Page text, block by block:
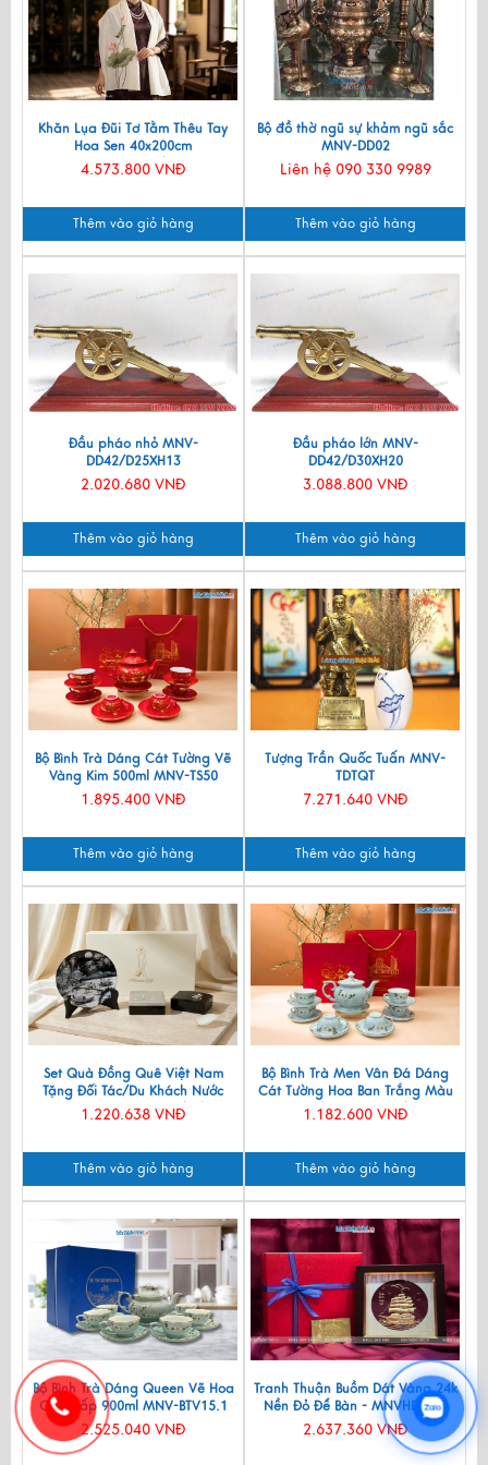
Khăn Lụa Đũi Tơ Tằm Thêu Tay
Hoa Sen 40x200cm
KLNC40200/10
4.573.800 VNĐ
Thêm vào giỏ hàng
Bộ đồ thờ ngũ sự khảm ngũ sắc
MNV-DD02
Liên hệ 090 330 9989
Thêm vào giỏ hàng
Đầu pháo nhỏ MNV-
DD42/D25XH13
2.020.680 VNĐ
Thêm vào giỏ hàng
Đầu pháo lớn MNV-
DD42/D30XH20
3.088.800 VNĐ
Thêm vào giỏ hàng
Bộ Bình Trà Dáng Cát Tường Vẽ
Vàng Kim 500ml MNV-TS50
1.895.400 VNĐ
Thêm vào giỏ hàng
Tượng Trần Quốc Tuấn MNV-
TDTQT
7.271.640 VNĐ
Thêm vào giỏ hàng
Set Quà Đồng Quê Việt Nam
Tặng Đối Tác/Du Khách Nước
Ngoài - Đĩa Sơn Mài/ Hộp
Namecard & Đế Lót Ly Sơn Mài
1.220.638 VNĐ
Thêm vào giỏ hàng
Bộ Bình Trà Men Vân Đá Dáng
Cát Tường Hoa Ban Trắng Màu
Xanh Lam VBT12/8
1.182.600 VNĐ
Thêm vào giỏ hàng
Bộ Bình Trà Dáng Queen Vẽ Hoa
Cao Cấp 900ml MNV-BTV15.1
2.525.040 VNĐ
Tranh Thuận Buồm Dát Vàng 24k
Nền Đỏ Để Bàn - MNVHD04.4
2.637.360 VNĐ